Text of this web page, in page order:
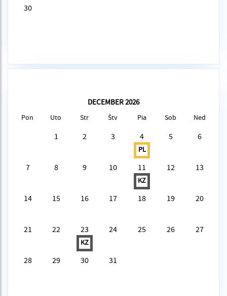
30
DECEMBER 2026
Pon Uto Str Štv Pia Sob Ned
1 2 3 4
PL
5 6
7 8 9 10 11
KZ
12 13
14 15 16 17 18 19 20
21 22 23
KZ
24 25 26 27
28 29 30 31